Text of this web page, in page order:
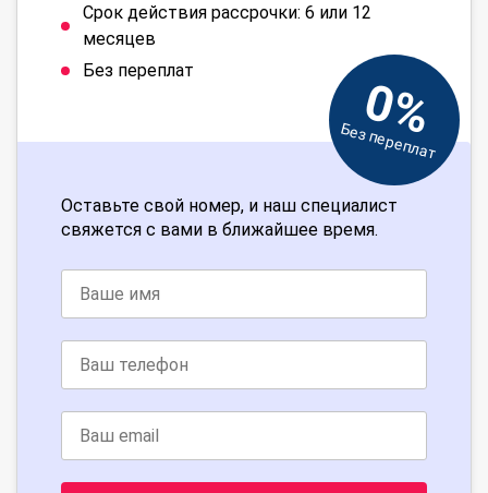
Срок действия рассрочки: 6 или 12
месяцев
Без переплат
0%
Без переплат
Оставьте свой номер, и наш специалист
свяжется с вами в ближайшее время.